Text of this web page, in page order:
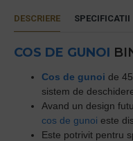
DESCRIERE SPECIFICATII
COS DE GUNOI
Cos de gunoi de
sistem de
Avand un design
cos de gunoi este
Este potrivit pentru